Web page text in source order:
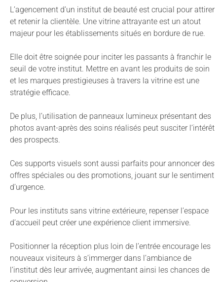
L’agencement d’un institut de beauté est crucial pour attirer
et retenir la clientèle. Une vitrine attrayante est un atout
majeur pour les établissements situés en bordure de rue.
Elle doit être soignée pour inciter les passants à franchir le
seuil de votre institut. Mettre en avant les produits de soin
et les marques prestigieuses à travers la vitrine est une
stratégie efficace.
De plus, l’utilisation de panneaux lumineux présentant des
photos avant-après des soins réalisés peut susciter l’intérêt
des prospects.
Ces supports visuels sont aussi parfaits pour annoncer des
offres spéciales ou des promotions, jouant sur le sentiment
d’urgence.
Pour les instituts sans vitrine extérieure, repenser l’espace
d’accueil peut créer une expérience client immersive.
Positionner la réception plus loin de l’entrée encourage les
nouveaux visiteurs à s’immerger dans l’ambiance de
l’institut dès leur arrivée, augmentant ainsi les chances de